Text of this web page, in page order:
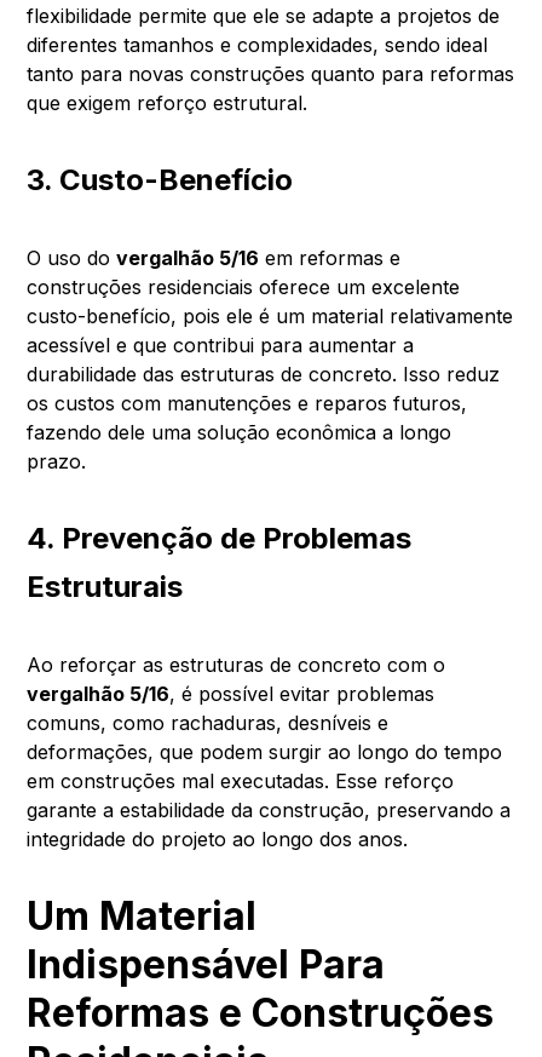
flexibilidade permite que ele se adapte a projetos de
diferentes tamanhos e complexidades, sendo ideal
tanto para novas construções quanto para reformas
que exigem reforço estrutural.
3. Custo-Benefício
O uso dovergalhão 5/16 em reformas e
construções residenciais oferece um excelente
custo-benefício, pois ele é um material relativamente
acessível e que contribui para aumentar a
durabilidade das estruturas de concreto. Isso reduz
os custos com manutenções e reparos futuros,
fazendo dele uma solução econômica a longo
prazo.
4. Prevenção de Problemas
Estruturais
Ao reforçar as estruturas de concreto com o
vergalhão 5/16, é possível evitar problemas
comuns, como rachaduras, desníveis e
deformações, que podem surgir ao longo do tempo
em construções mal executadas. Esse reforço
garante a estabilidade da construção, preservando a
integridade do projeto ao longo dos anos.
Um Material
Indispensável Para
Reformas e Construções